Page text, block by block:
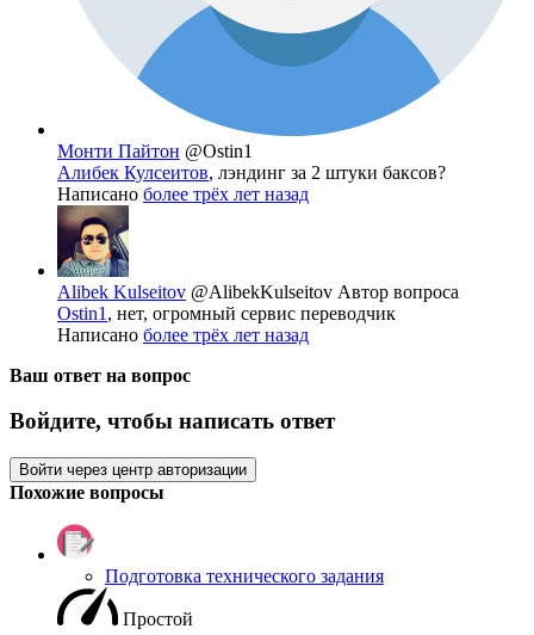
Монти Пайтон @Ostin1
Алибек Кулсеитов, лэндинг за 2 штуки баксов?
Написано более трёх лет назад
Alibek Kulseitov @AlibekKulseitov Автор вопроса
Ostin1 , нет, огромный сервис переводчик
Написано более трёх лет назад
Ваш ответ на вопрос
Войдите, чтобы написать ответ
Войти через центр авторизации
Похожие вопросы
Подготовка технического задания
Простой